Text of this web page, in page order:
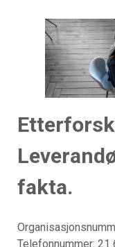
fakta.
Telefonnummer: 21